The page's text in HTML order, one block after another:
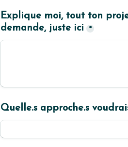
Explique moi, tout ton
demande, juste ici
*
Quelle.s approche.s